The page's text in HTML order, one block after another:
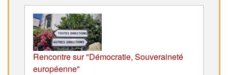
Rencontre sur "Démocratie, Souveraineté
européenne"